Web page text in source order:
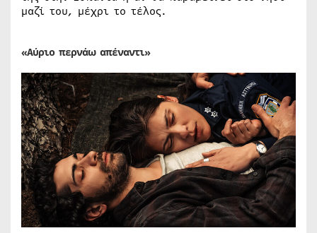
μαζί του, μέχρι το τέλος.
«Αύριο περνάω απέναντι»